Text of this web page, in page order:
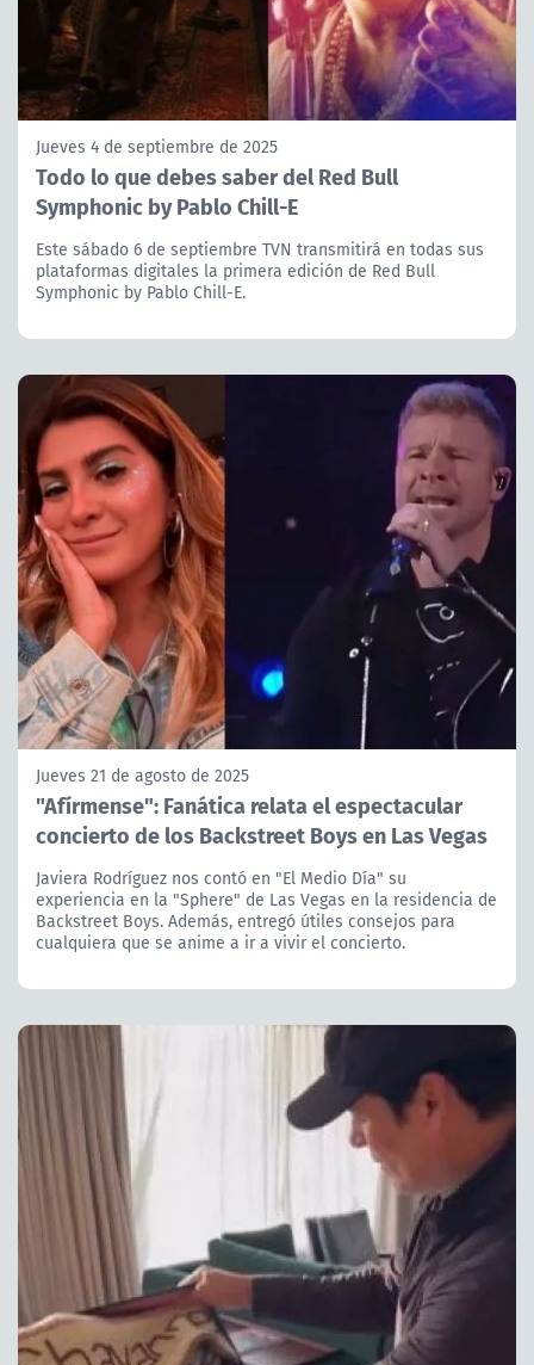
Jueves 4 de septiembre de 2025
Todo lo que debes saber del Red Bull
Symphonic by Pablo Chill-E
Este sábado 6 de septiembre TVN transmitirá en todas sus
plataformas digitales la primera edición de Red Bull
Symphonic by Pablo Chill-E.
Jueves 21 de agosto de 2025
"Afírmense": Fanática relata el espectacular
concierto de los Backstreet Boys en Las Vegas
Javiera Rodríguez nos contó en "El Medio Día" su
experiencia en la "Sphere" de Las Vegas en la residencia de
Backstreet Boys. Además, entregó útiles consejos para
cualquiera que se anime a ir a vivir el concierto.